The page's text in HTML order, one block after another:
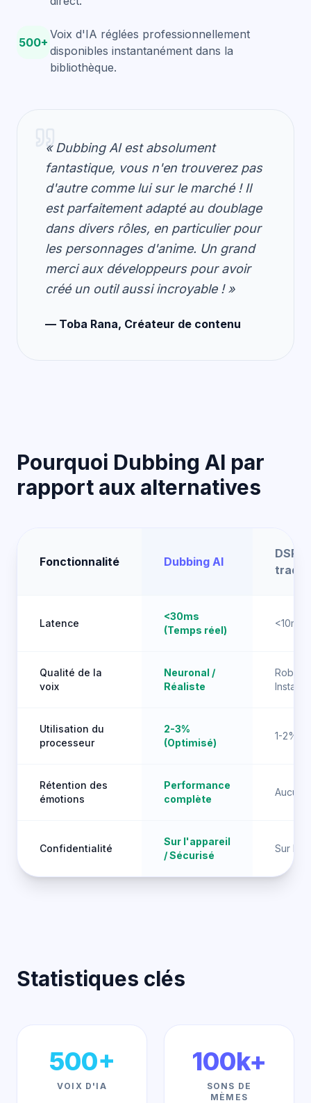
500+
Voix d'IA réglées professionnellement
disponibles instantanément dans la
bibliothèque.
« Dubbing AI est absolument
fantastique, vous n'en trouverez pas
d'autre comme lui sur le marché ! Il
est parfaitement adapté au doublage
dans divers rôles, en particulier pour
les personnages d'anime. Un grand
merci aux développeurs pour avoir
créé un outil aussi incroyable ! »
— Toba Rana, Créateur de contenu
Pourquoi Dubbing AI par
rapport aux alternatives
Fonctionnalité Dubbing AI
DSP
Latence
<30ms
(Temps réel)
<10ms
Qualité de la
voix
Neuronal /
Réaliste
Instable
Utilisation du
processeur
2-3%
(Optimisé)
1-2%
Rétention des
émotions
Performance
complète
Aucune
Confidentialité
Sur l'appareil
/ Sécurisé
Sur
Statistiques clés
500+
VOIX D'IA
100k+
SONS DE
MÈMES